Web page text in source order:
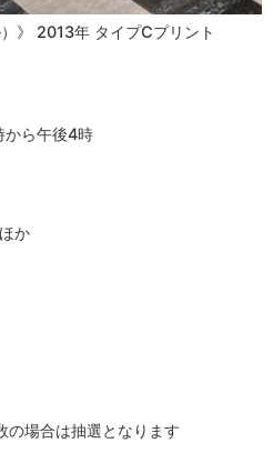
）》 2013年 タイプCプリント
から午後4時
か
場合は抽選となります